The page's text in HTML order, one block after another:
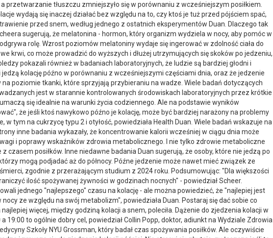
przetwarzanie tłuszczu zmniejszyło się w porównaniu z wcześniejszym posiłkiem.
wydają się inaczej działać bez względu na to, czy ktoś je tuż przed pójściem spać,
przed snem, według jednego z ostatnich eksperymentów Duan. Dlaczego tak
sugerują, że melatonina - hormon, który organizm wydziela w nocy, aby pomóc w
rolę. Wzrost poziomów melatoniny wydaje się ingerować w zdolność ciała do
krwi, co może prowadzić do wyższych i dłużej utrzymujących się skoków po jedzeniu,
pokazali również w badaniach laboratoryjnych, że ludzie są bardziej głodni i
jedzą kolację późno w porównaniu z wcześniejszymi częściami dnia, oraz że jedzenie
poziomie tkanki, które sprzyjają przybieraniu na wadze. Wiele badań dotyczących
jest w starannie kontrolowanych środowiskach laboratoryjnych przez krótkie
się idealnie na warunki życia codziennego. Ale na podstawie wyników
że jeśli ktoś nawykowo późno je kolację, może być bardziej narażony na problemy
w tym na cukrzycę typu 2 i otyłość, powiedziała Health Duan. Wiele badań wskazuje na
inne badania wykazały, że koncentrowanie kalorii wcześniej w ciągu dnia może
i poprawy wskaźników zdrowia metabolicznego. I nie tylko zdrowie metaboliczne
czasem posiłków. Inne niedawne badania Duan sugerują, że osoby, które nie jedzą po
mogą podjadać aż do północy. Późne jedzenie może nawet mieć związek ze
zgodnie z przerażającym studium z 2024 roku. Podsumowując: "Dla większości
ilość spożywanej żywności w godzinach nocnych" - powiedział Scheer.
jednego "najlepszego" czasu na kolację - ale można powiedzieć, że "najlepiej jest
ze względu na swój metabolizm", powiedziała Duan. Postaraj się dać sobie co
więcej, między godziną kolacji a snem, poleciła. Dążenie do zjedzenia kolacji w
19:00 to ogólnie dobry cel, powiedział Collin Popp, doktor, adiunkt na Wydziale Zdrowia
Szkoły NYU Grossman, który badał czas spożywania posiłków. Ale oczywiście